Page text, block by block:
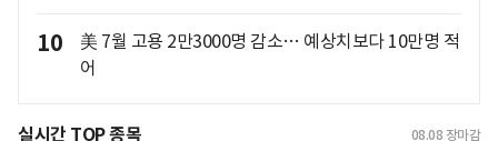
10
美 7월 고용 2만3000명 감소… 예상치보다 10만명 적
어
실시간 TOP 종목 08.08 장마감